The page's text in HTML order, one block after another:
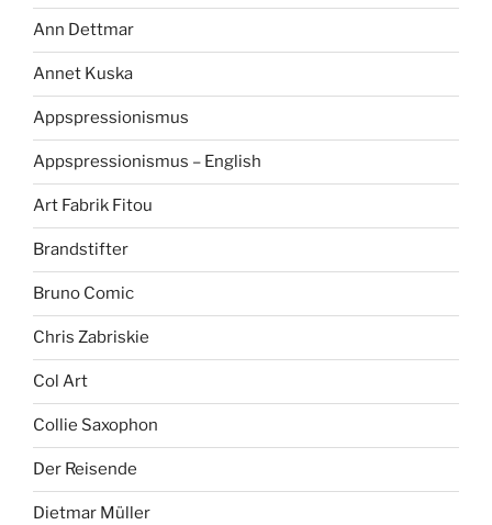
Ann Dettmar
Annet Kuska
Appspressionismus
Appspressionismus – English
Art Fabrik Fitou
Brandstifter
Bruno Comic
Chris Zabriskie
Col Art
Collie Saxophon
Der Reisende
Dietmar Müller